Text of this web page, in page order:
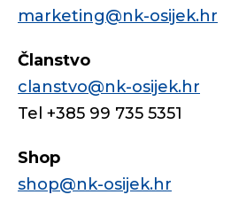
marketing@nk-osijek.hr
Članstvo
clanstvo@nk-osijek.hr
Tel +385 99 735 5351
Shop
shop@nk-osijek.hr